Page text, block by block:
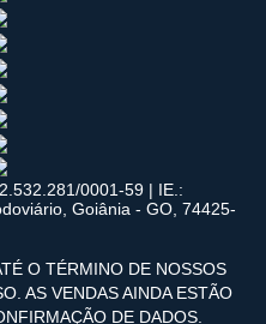
0001-59 | IE.:
Goiânia - GO, 74425-
O TÉRMINO DE NOSSOS
AS VENDAS AINDA ESTÃO
DE DADOS.